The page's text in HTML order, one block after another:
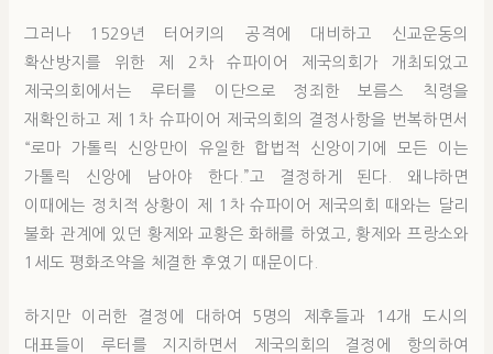
그러나 1529년 터어키의 공격에 대비하고 신교운동의
확산방지를 위한 제 2차 슈파이어 제국의회가 개최되었고
제국의회에서는 루터를 이단으로 정죄한 보름스 칙령을
재확인하고 제 1차 슈파이어 제국의회의 결정사항을 번복하면서
“로마 가톨릭 신앙만이 유일한 합법적 신앙이기에 모든 이는
가톨릭 신앙에 남아야 한다.”고 결정하게 된다. 왜냐하면
이때에는 정치적 상황이 제 1차 슈파이어 제국의회 때와는 달리
불화 관계에 있던 황제와 교황은 화해를 하였고, 황제와 프랑소와
1세도 평화조약을 체결한 후였기 때문이다.
하지만 이러한 결정에 대하여 5명의 제후들과 14개 도시의
대표들이 루터를 지지하면서 제국의회의 결정에 항의하여